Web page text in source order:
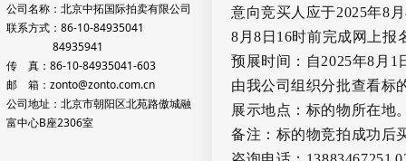
公司名称：北京中拓国际拍卖有限公司
联系方式：86-10-84935041
84935941
传 真：86-10-84935041-603
邮 箱：zonto@zonto.com.cn
公司地址：北京市朝阳区北苑路傲城融
富中心B座2306室
意向竞买人应于2025年8 月
8 月8 日 16时前完成网上报
预展时间：自2025年8 月 1
由我公司组织分批查看标
展示地点：标的物所在地
备注：标的物竞拍成功后